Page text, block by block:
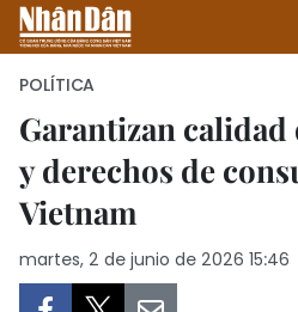
INICIO
POLÍTICA
Garantizan calidad
y derechos de
Vietnam
martes, 2 de junio de 2026 15:46